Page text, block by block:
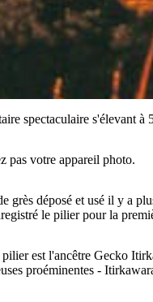
spectaculaire s'élevant
pas votre appareil photo.
grès déposé et usé il y a
le pilier pour la
est l'ancêtre Gecko
proéminentes -